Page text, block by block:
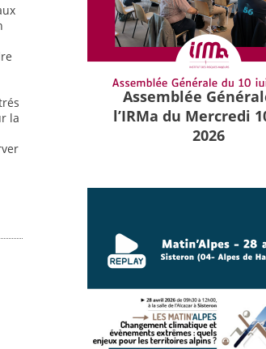
la
Assemblée
l’IRMa du Mercredi
2026